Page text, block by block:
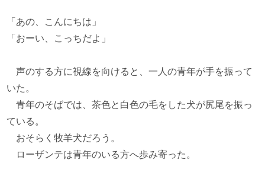
「あの、こんにちは」
「おーい、こっちだよ」
声のする方に視線を向けると、一人の青年が手を振って
いた。
青年のそばでは、茶色と白色の毛をした犬が尻尾を振っ
ている。
おそらく牧羊犬だろう。
ローザンテは青年のいる方へ歩み寄った。